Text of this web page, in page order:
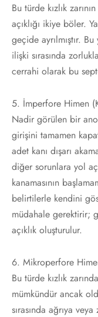
Bu türde kızlık
açıklığı ikiye böler.
geçide ayrılmıştır.
ilişki sırasında
cerrahi olarak bu
5. İmperfore Himen
Nadir görülen bir
girişini tamamen
adet kanı dışarı
diğer sorunlara yol
kanamasının
belirtilerle kendini
müdahale gerektirir;
açıklık oluşturulur.
6. Mikroperfore
Bu türde kızlık
mümkündür ancak
sırasında ağrıya